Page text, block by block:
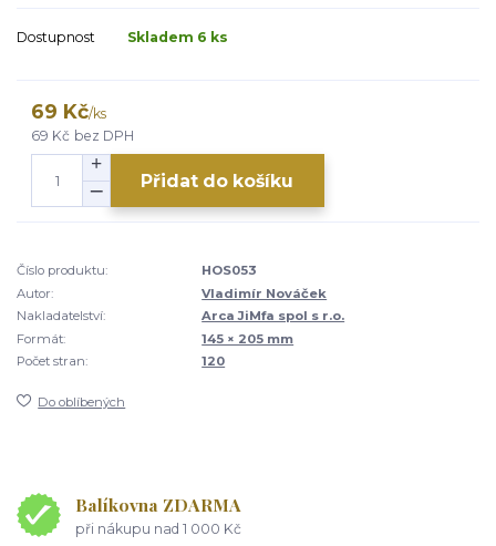
Dostupnost Skladem 6 ks
69 Kč/ks
69 Kč bez DPH
Přidat do košíku
Číslo produktu:
HOS053
Autor:
Vladimír Nováček
Nakladatelství:
Arca JiMfa spol s r.o.
Formát:
145 × 205 mm
Počet stran:
120
Do oblíbených
Balíkovna ZDARMA
při nákupu nad 1 000 Kč